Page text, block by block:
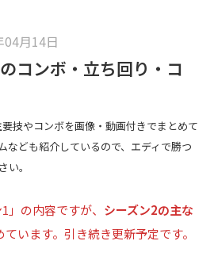
月14日
コンボ・立ち回り・コ
技やコンボを画像・動画付きでまとめて
なども紹介しているので、エディで勝つ
。
の内容ですが、 シーズン2の主な
ています。引き続き更新予定です。